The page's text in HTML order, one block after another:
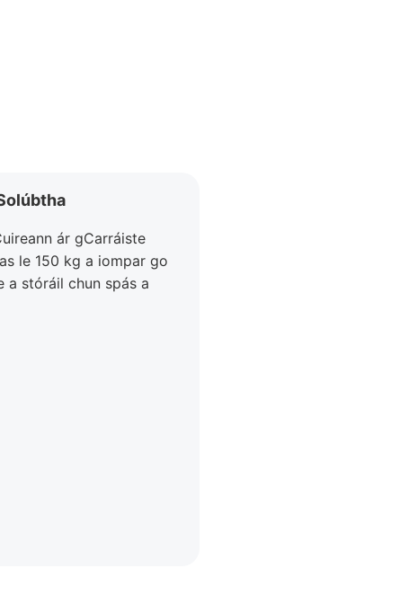
ár gCarráiste
le 150 kg a iompar go
a stóráil chun spás a